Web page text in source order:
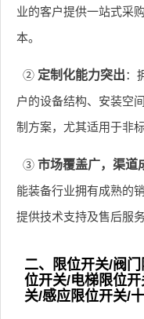
业的客户提供一站式采
本。
② 定制化能力突出：
户的设备结构、安装空
制方案，尤其适用于非
③ 市场覆盖广，渠道
能装备行业拥有成熟的
提供技术支持及售后服务
二、限位开关/阀
位开关/电梯限位
关/感应限位开关/